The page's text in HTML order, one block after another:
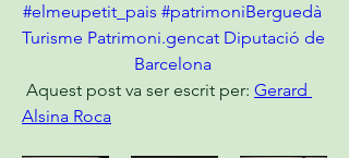
#elmeupetit_pais #patrimoniBerguedà
Turisme Patrimoni.gencat Diputació de
Barcelona
Aquest post va ser escrit per: Gerard
Alsina Roca